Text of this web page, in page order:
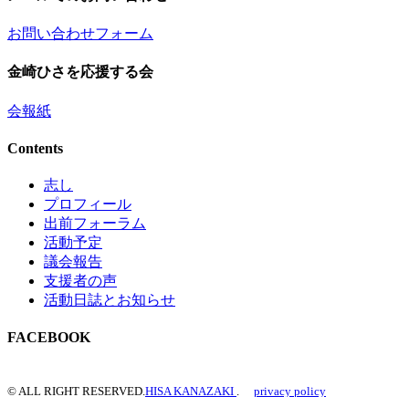
お問い合わせフォーム
金崎ひさを応援する会
会報紙
Contents
志し
プロフィール
出前フォーラム
活動予定
議会報告
支援者の声
活動日誌とお知らせ
FACEBOOK
© ALL RIGHT RESERVED. HISA KANAZAKI privacy policy